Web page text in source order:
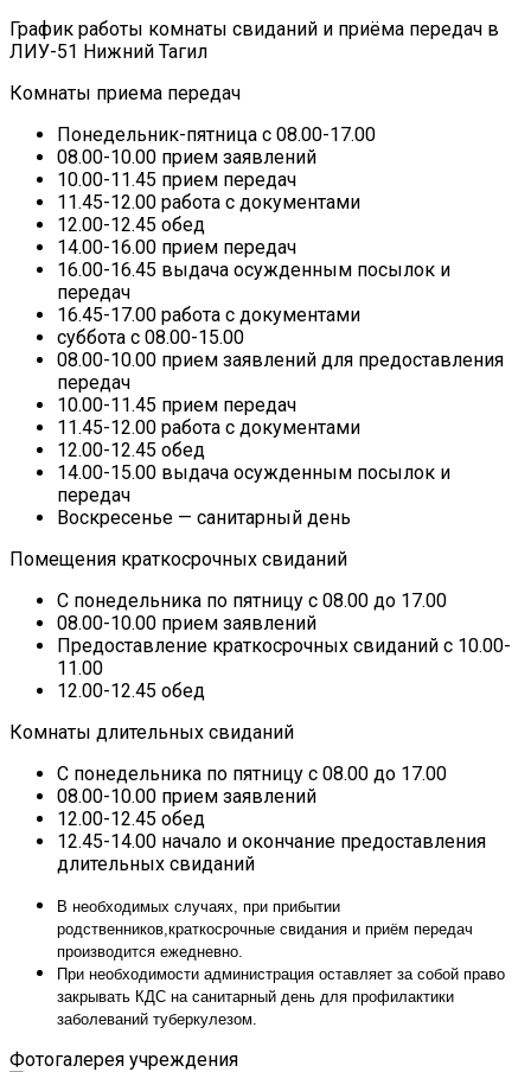
График работы комнаты свиданий и приёма передач в
ЛИУ-51 Нижний Тагил
Комнаты приема передач
Понедельник-пятница с 08.00-17.00
08.00-10.00 прием заявлений
10.00-11.45 прием передач
11.45-12.00 работа с документами
12.00-12.45 обед
14.00-16.00 прием передач
16.00-16.45 выдача осужденным посылок и
передач
16.45-17.00 работа с документами
суббота с 08.00-15.00
08.00-10.00 прием заявлений для предоставления
передач
10.00-11.45 прием передач
11.45-12.00 работа с документами
12.00-12.45 обед
14.00-15.00 выдача осужденным посылок и
передач
Воскресенье — санитарный день
Помещения краткосрочных свиданий
С понедельника по пятницу с 08.00 до 17.00
08.00-10.00 прием заявлений
Предоставление краткосрочных свиданий с 10.00-
11.00
12.00-12.45 обед
Комнаты длительных свиданий
С понедельника по пятницу с 08.00 до 17.00
08.00-10.00 прием заявлений
12.00-12.45 обед
12.45-14.00 начало и окончание предоставления
длительных свиданий
В необходимых случаях, при прибытии
родственников,краткосрочные свидания и приём передач
производится ежедневно.
При необходимости администрация оставляет за собой право
закрывать КДС на санитарный день для профилактики
заболеваний туберкулезом.
Фотогалерея учреждения